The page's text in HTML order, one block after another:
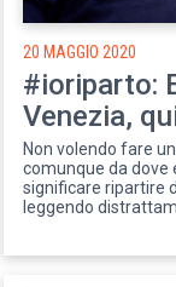
20 MAGGIO 2020
#ioriparto:
Venezia,
Non volendo fare
comunque da dove
significare ripartire
leggendo